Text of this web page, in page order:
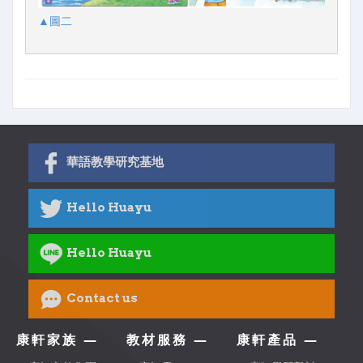
▲圖二
華語教學研究基地
Hello Huayu
Hello Huayu
Contact us
康軒家族 — 教材服務 — 康軒產品 —